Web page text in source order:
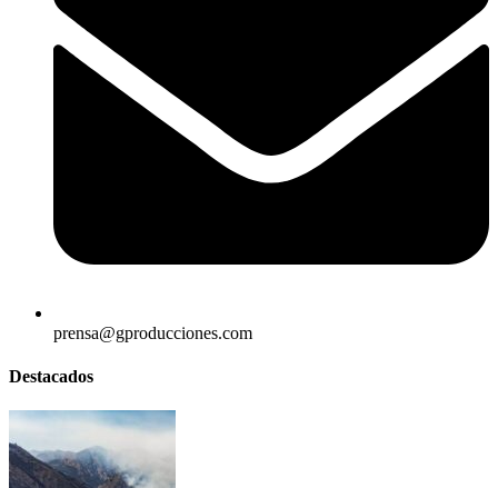
prensa@gproducciones.com
Destacados